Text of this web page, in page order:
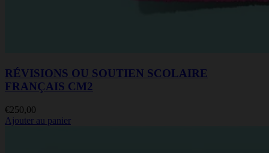
RÉVISIONS OU SOUTIEN SCOLAIRE
FRANÇAIS CM2
€250,00
Ajouter au panier